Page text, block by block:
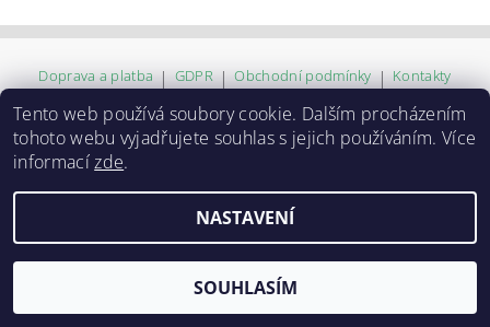
Doprava a platba | GDPR | Obchodní podmínky | Kontakty
2026 © ZVĚROKRÁM , všechna práva vyhrazena
Vytvořil Shoptet
Tento web používá soubory cookie. Dalším procházením
tohoto webu vyjadřujete souhlas s jejich používáním. Více
informacízde.
NASTAVENÍ
SOUHLASÍM